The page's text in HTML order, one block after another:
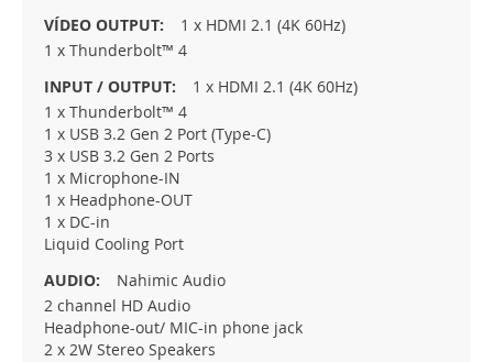
1 x HDMI 2.1 (4K 60Hz)
1 x Thunderbolt™ 4
1 x HDMI 2.1 (4K 60Hz)
1 x Thunderbolt™ 4
1 x USB 3.2 Gen 2 Port (Type-C)
3 x USB 3.2 Gen 2 Ports
1 x Microphone-IN
1 x Headphone-OUT
1 x DC-in
Liquid Cooling Port
Nahimic Audio
2 channel HD Audio
Headphone-out/ MIC-in phone jack
2 x 2W Stereo Speakers